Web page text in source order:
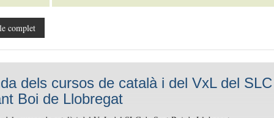
complet
dels cursos de català i del VxL del SLC
Boi de Llobregat